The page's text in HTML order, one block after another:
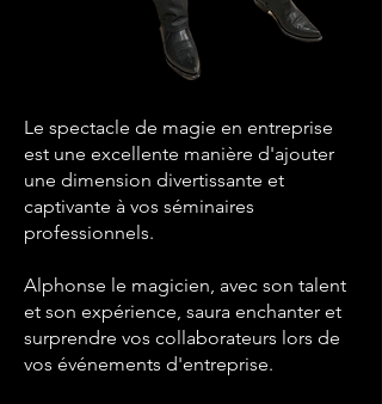
Le spectacle de magie en entreprise
est une excellente manière d'ajouter
une dimension divertissante et
captivante à vos séminaires
professionnels.
Alphonse le magicien, avec son talent
et son expérience, saura enchanter et
surprendre vos collaborateurs lors de
vos événements d'entreprise.